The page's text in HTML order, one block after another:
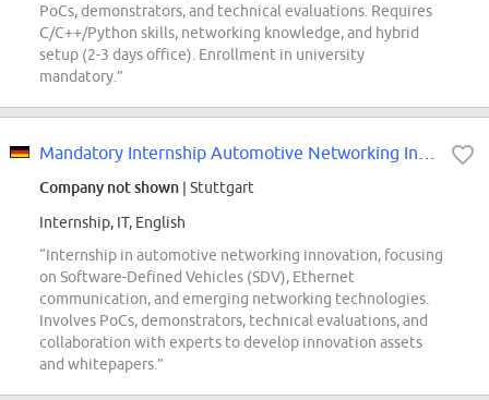
PoCs, demonstrators, and technical evaluations. Requires
C/C++/Python skills, networking knowledge, and hybrid
setup (2-3 days office). Enrollment in university
mandatory.”
Company not shown | Stuttgart
Internship, IT, English
“Internship in automotive networking innovation, focusing
on Software-Defined Vehicles (SDV), Ethernet
communication, and emerging networking technologies.
Involves PoCs, demonstrators, technical evaluations, and
collaboration with experts to develop innovation assets
and whitepapers.”